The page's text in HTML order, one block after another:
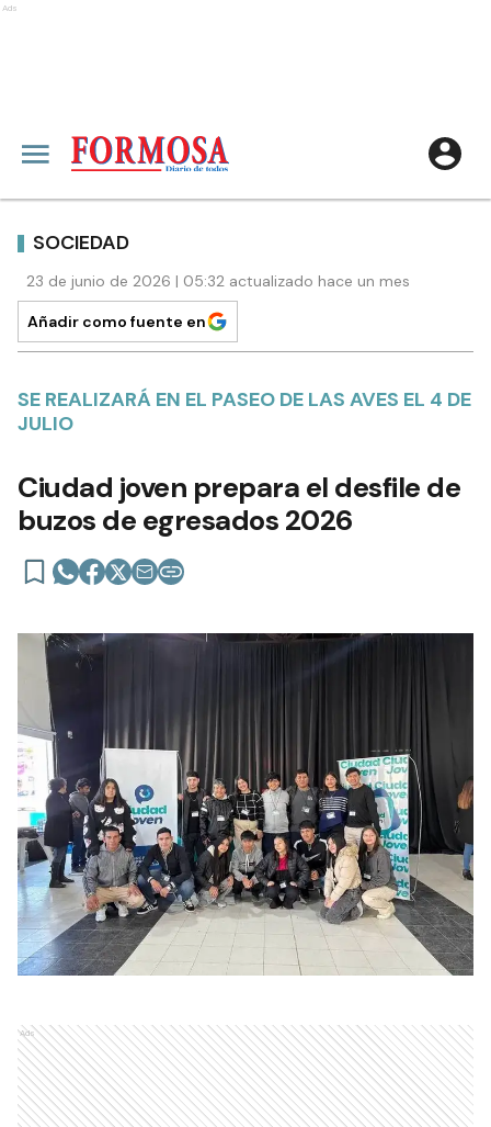
Ads
SOCIEDAD
23 de junio de 2026 | 05:32 actualizado hace un mes
Añadir como fuente en
SE REALIZARÁ EN EL PASEO DE LAS AVES EL 4 DE
JULIO
Ciudad joven prepara el desfile de
buzos de egresados 2026
Ads